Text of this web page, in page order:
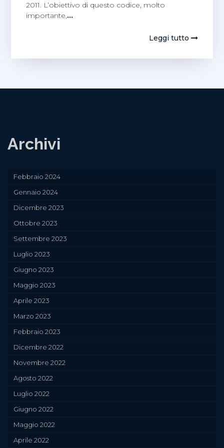
2011. L’obiettivo di questo codice, molto
importante,…
Leggi tutto
Archivi
Febbraio 2024
Gennaio 2024
Dicembre 2023
Ottobre 2023
Settembre 2023
Luglio 2023
Giugno 2023
Maggio 2023
Aprile 2023
Marzo 2023
Febbraio 2023
Dicembre 2022
Novembre 2022
Agosto 2022
Luglio 2022
Giugno 2022
Maggio 2022
Aprile 2022